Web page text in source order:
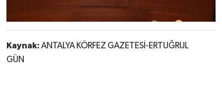
Kaynak: ANTALYA KÖRFEZ GAZETESİ-ERTUĞRUL
GÜN